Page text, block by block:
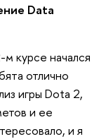
Data
курсе начался
отлично
игры Dota 2,
и ее
и я